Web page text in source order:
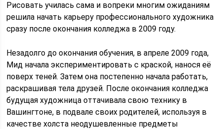
Рисовать училась сама и вопреки многим ожиданиям
решила начать карьеру профессионального художника
сразу после окончания колледжа в 2009 году.
Незадолго до окончания обучения, в апреле 2009 года,
Мид начала экспериментировать с краской, нанося её
поверх теней. Затем она постепенно начала работать,
раскрашивая тела друзей. После окончания колледжа
будущая художница оттачивала свою технику в
Вашингтоне, в подвале своих родителей, используя в
качестве холста неодушевленные предметы